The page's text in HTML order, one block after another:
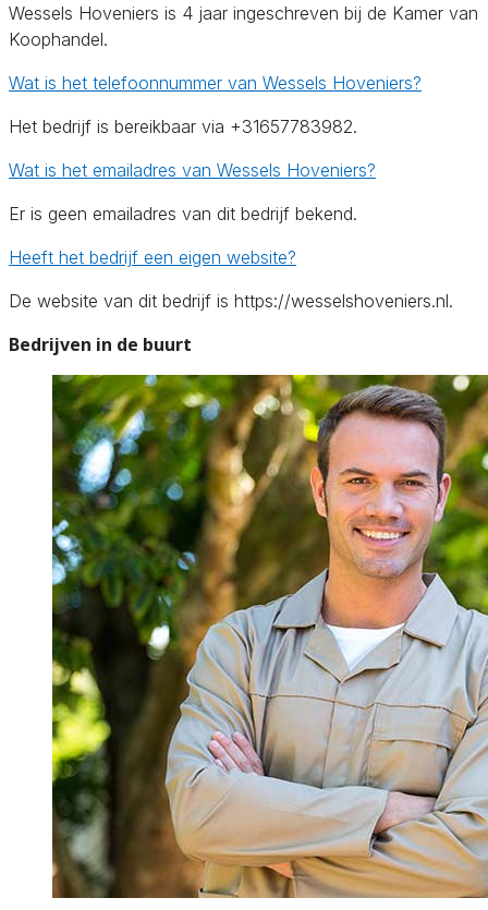
Wessels Hoveniers is 4 jaar ingeschreven bij de Kamer van
Koophandel.
Wat is het telefoonnummer van Wessels Hoveniers?
Het bedrijf is bereikbaar via +31657783982.
Wat is het emailadres van Wessels Hoveniers?
Er is geen emailadres van dit bedrijf bekend.
Heeft het bedrijf een eigen website?
De website van dit bedrijf is https://wesselshoveniers.nl.
Bedrijven in de buurt